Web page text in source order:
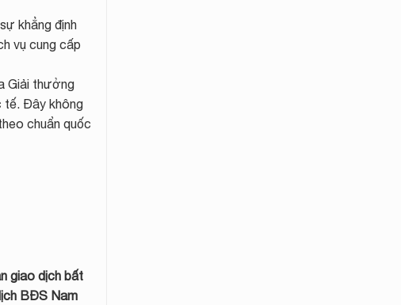
khẳng định
vụ cung cấp
Giải thưởng
tế. Đây không
chuẩn quốc
giao dịch bất
BĐS Nam